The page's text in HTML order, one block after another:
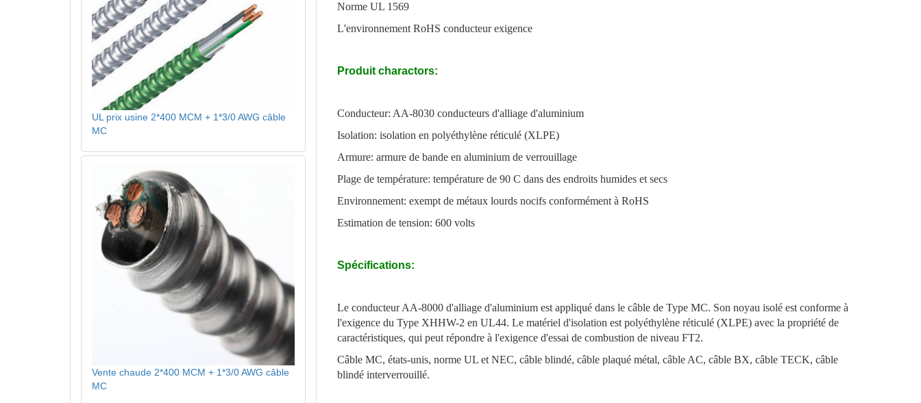
Norme UL 1569
L'environnement RoHS conducteur exigence
Produit charactors:
Conducteur: AA-8030 conducteurs d'alliage d'aluminium
Isolation: isolation en polyéthylène réticulé (XLPE)
Armure: armure de bande en aluminium de verrouillage
Plage de température: température de 90 C dans des endroits humides et secs
Environnement: exempt de métaux lourds nocifs conformément à RoHS
Estimation de tension: 600 volts
Spécifications:
Le conducteur AA-8000 d'alliage d'aluminium est appliqué dans le câble de Type MC. Son noyau isolé est conforme à
l'exigence du Type XHHW-2 en UL44. Le matériel d'isolation est polyéthylène réticulé (XLPE) avec la propriété de
caractéristiques, qui peut répondre à l'exigence d'essai de combustion de niveau FT2.
Câble MC, états-unis, norme UL et NEC, câble blindé, câble plaqué métal, câble AC, câble BX, câble TECK, câble
blindé interverrouillé.
UL prix usine 2*400 MCM + 1*3/0 AWG câble
MC
Vente chaude 2*400 MCM + 1*3/0 AWG câble
MC